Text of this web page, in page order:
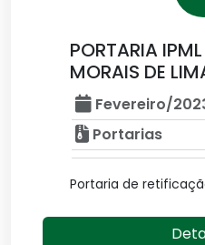
PORTARIA
MORAIS DE
Fevereiro/
Portarias
Portaria de